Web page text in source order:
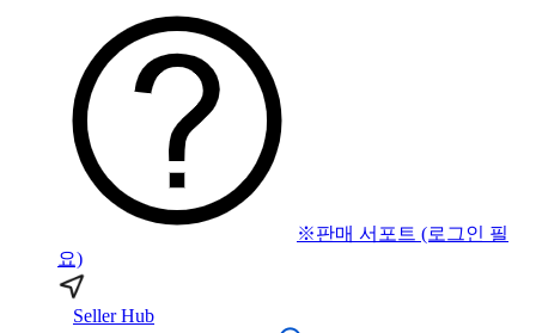
※판매 서포트 (로그인 필
요)
Seller Hub